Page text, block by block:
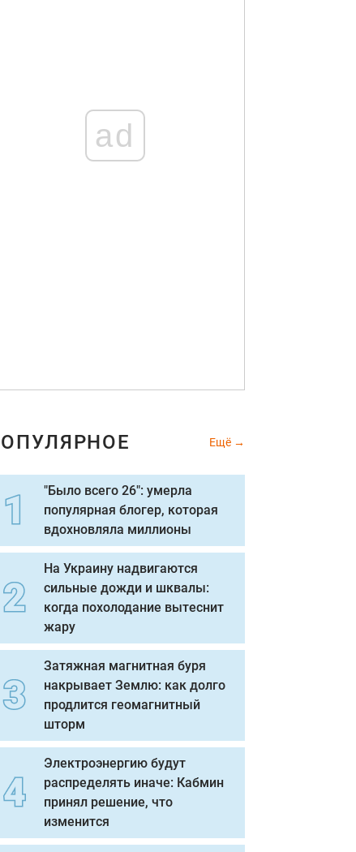
ad
Ещё
"Было всего 26": умерла
популярная блогер, которая
вдохновляла миллионы
На Украину надвигаются
сильные дожди и шквалы:
когда похолодание вытеснит
жару
Затяжная магнитная буря
накрывает Землю: как долго
продлится геомагнитный
шторм
Электроэнергию будут
распределять иначе: Кабмин
принял решение, что
изменится